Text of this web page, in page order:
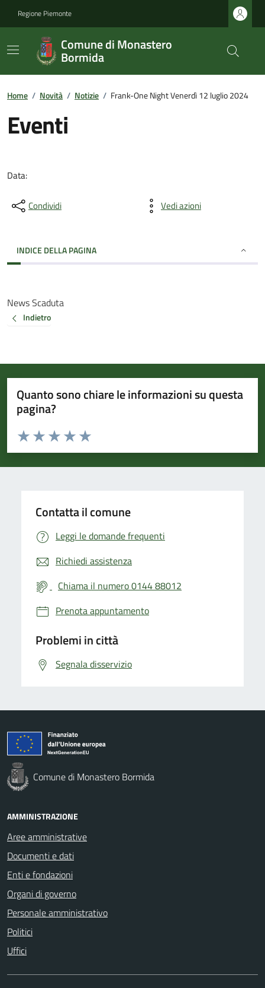
Regione Piemonte
Comune di Monastero
Bormida
Home / Novità / Notizie / Frank-One Night Venerdì 12 luglio 2024
Eventi
Data:
Condividi Vedi azioni
INDICE DELLA PAGINA
News Scaduta
Indietro
Quanto sono chiare le informazioni su questa
pagina?
Valuta da 1 a 5 stelle la pagina
Valuta 5 stelle su 5
Valuta 4 stelle su 5
Valuta 3 stelle su 5
Valuta 2 stelle su 5
Valuta 1 stelle su 5
Contatta il comune
Leggi le domande frequenti
Richiedi assistenza
Chiama il numero 0144 88012
Prenota appuntamento
Problemi in città
Segnala disservizio
Comune di Monastero Bormida
AMMINISTRAZIONE
Aree amministrative
Documenti e dati
Enti e fondazioni
Organi di governo
Personale amministrativo
Politici
Uffici